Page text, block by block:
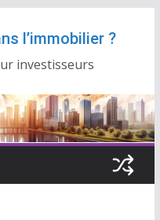
l’immobilier ?
investisseurs